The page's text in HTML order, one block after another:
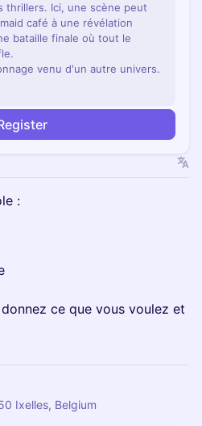
thrillers. Ici, une scène peut
café à une révélation
bataille finale où tout le
venu d'un autre univers.
:
ce que vous voulez et
Ixelles, Belgium